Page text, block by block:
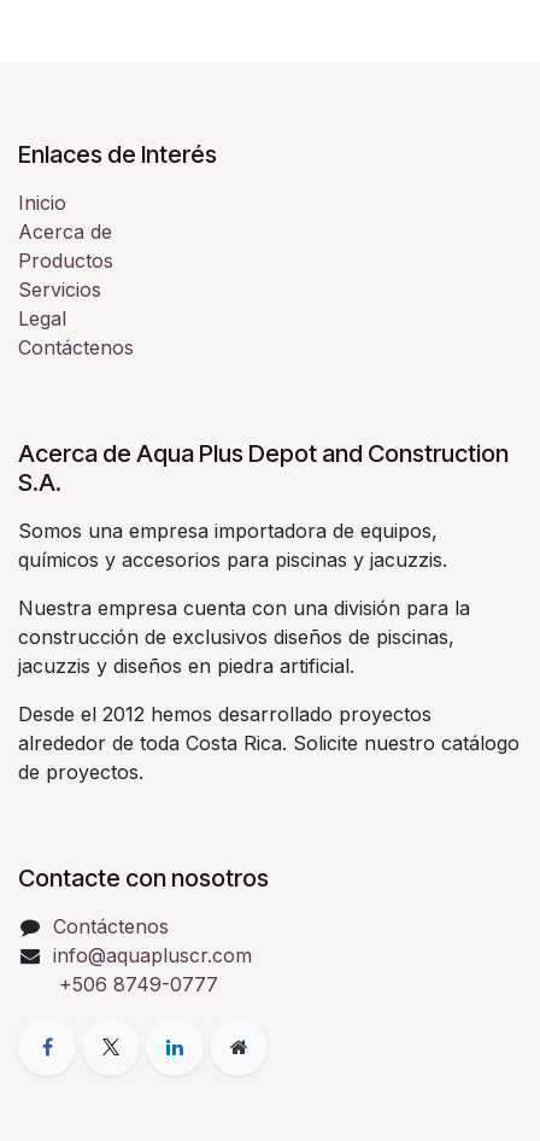
Enlaces de Interés
Inicio
Acerca de
Productos
Servicios
Legal
Contáctenos
Acerca de Aqua Plus Depot and Construction
S.A.
Somos una empresa importadora de equipos,
químicos y accesorios para piscinas y jacuzzis.
Nuestra empresa cuenta con una división para la
construcción de exclusivos diseños de piscinas,
jacuzzis y diseños en piedra artificial.
Desde el 2012 hemos desarrollado proyectos
alrededor de toda Costa Rica. Solicite nuestro catálogo
de proyectos.
Contacte con nosotros
Contáctenos
info@aquapluscr.com
+506 8749-0777